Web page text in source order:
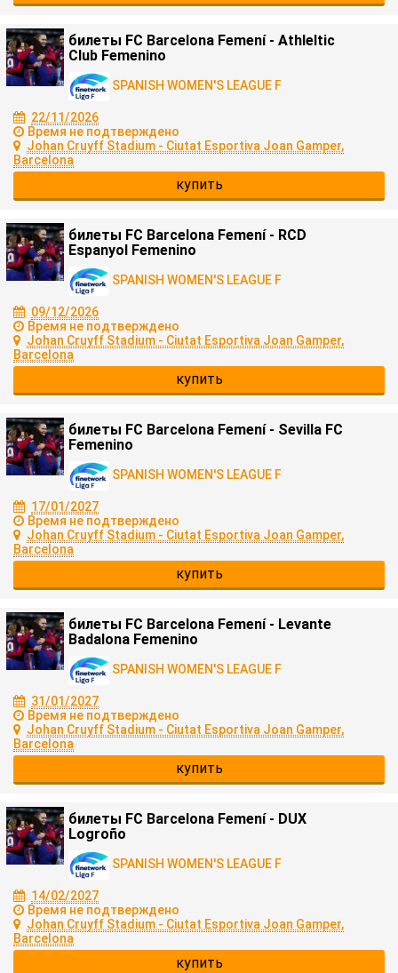
билеты FC Barcelona Femení - Athleltic
Club Femenino
SPANISH WOMEN'S LEAGUE F
22/11/2026
Время не подтверждено
Johan Cruyff Stadium - Ciutat Esportiva Joan Gamper,
Barcelona
купить
билеты FC Barcelona Femení - RCD
Espanyol Femenino
SPANISH WOMEN'S LEAGUE F
09/12/2026
Время не подтверждено
Johan Cruyff Stadium - Ciutat Esportiva Joan Gamper,
Barcelona
купить
билеты FC Barcelona Femení - Sevilla FC
Femenino
SPANISH WOMEN'S LEAGUE F
17/01/2027
Время не подтверждено
Johan Cruyff Stadium - Ciutat Esportiva Joan Gamper,
Barcelona
купить
билеты FC Barcelona Femení - Levante
Badalona Femenino
SPANISH WOMEN'S LEAGUE F
31/01/2027
Время не подтверждено
Johan Cruyff Stadium - Ciutat Esportiva Joan Gamper,
Barcelona
купить
билеты FC Barcelona Femení - DUX
Logroño
SPANISH WOMEN'S LEAGUE F
14/02/2027
Время не подтверждено
Johan Cruyff Stadium - Ciutat Esportiva Joan Gamper,
Barcelona
купить